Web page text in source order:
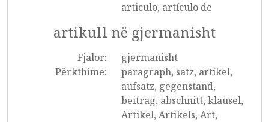
articulo, artículo de
artikull në gjermanisht
Fjalor:
gjermanisht
Përkthime:
paragraph, satz, artikel,
aufsatz, gegenstand,
beitrag, abschnitt, klausel,
Artikel, Artikels, Art,